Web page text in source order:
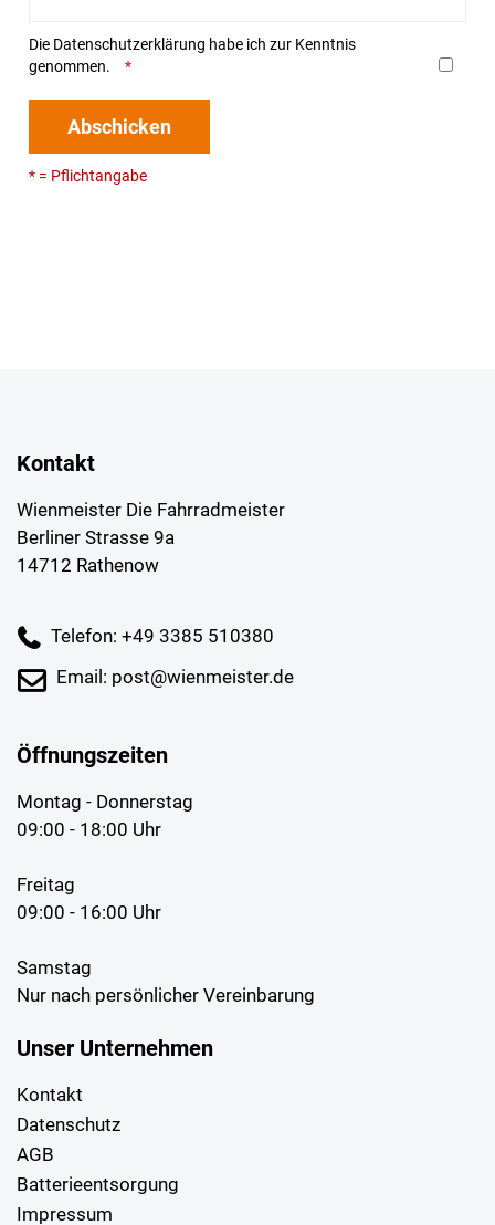
Die Datenschutzerklärung habe ich zur Kenntnis
genommen.
Abschicken
* = Pflichtangabe
Kontakt
Wienmeister Die Fahrradmeister
Berliner Strasse 9a
14712 Rathenow
Telefon: +49 3385 510380
Email: post@wienmeister.de
Öffnungszeiten
Montag - Donnerstag
09:00 - 18:00 Uhr
Freitag
09:00 - 16:00 Uhr
Samstag
Nur nach persönlicher Vereinbarung
Unser Unternehmen
Kontakt
Datenschutz
AGB
Batterieentsorgung
Impressum